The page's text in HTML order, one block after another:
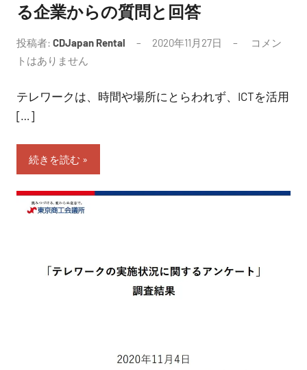
る企業からの質問と回答
投稿者: CDJapan Rental 2020年11月27日
コメン
トはありません
テレワークは、時間や場所にとらわれず、ICTを活用
[…]
続きを読む